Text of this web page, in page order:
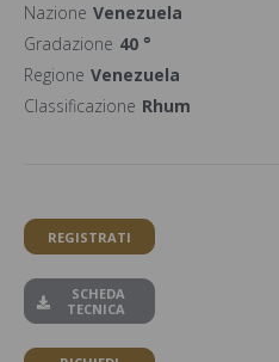
Nazione Venezuela
Gradazione 40 °
Regione Venezuela
Classificazione Rhum
REGISTRATI
SCHEDA
TECNICA